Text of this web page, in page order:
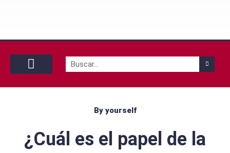
Buscar
By yourself
¿Cuál es el papel de la